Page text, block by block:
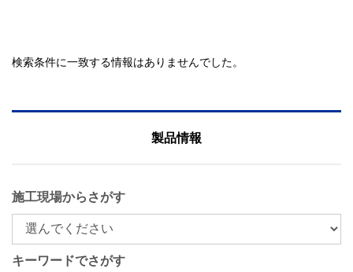
検索条件に一致する情報はありませんでした。
製品情報
施工現場からさがす
キーワードでさがす